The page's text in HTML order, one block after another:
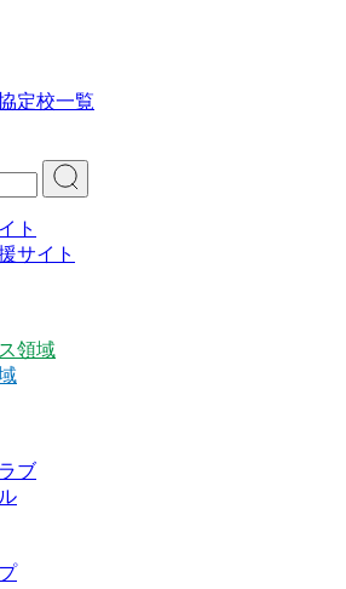
定校一覧
ト
サイト
領域
ブ